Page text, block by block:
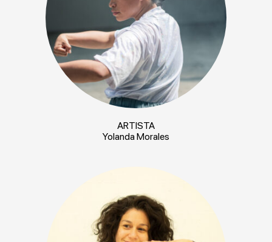
ARTISTA
Yolanda Morales